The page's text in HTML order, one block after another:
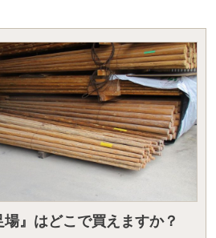
場』はどこで買えますか？